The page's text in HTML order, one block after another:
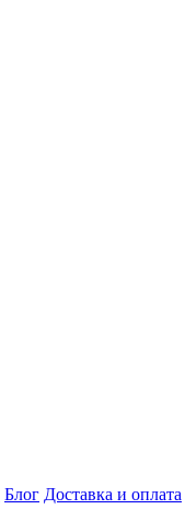
Блог Доставка и оплата